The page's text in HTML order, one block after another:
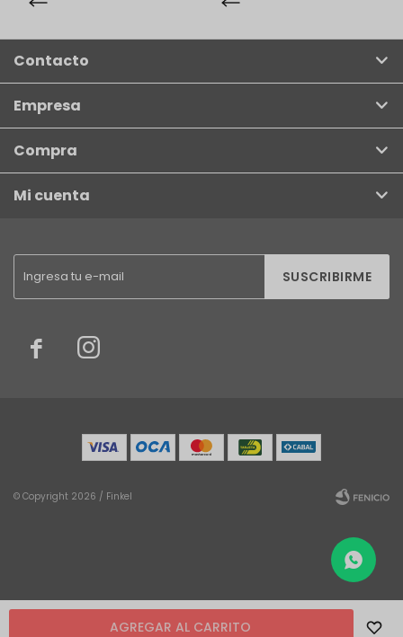
AGREGAR AL CARRITO
SUSCRIBIRME
 
Contacto
Empresa
Compra
Mi cuenta
© Copyright 2026 / Finkel